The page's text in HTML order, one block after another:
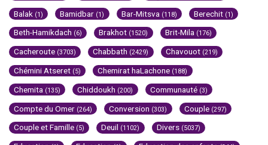
Balak (1) Bamidbar (1) Bar-Mitsva (118) Berechit (1)
Beth-Hamikdach (6) Brakhot (1520) Brit-Mila (176)
Cacheroute (3703) Chabbath (2429) Chavouot (219)
Chémini Atseret (5) Chemirat haLachone (188)
Chemita (135) Chiddoukh (200) Communauté (3)
Compte du Omer (264) Conversion (303) Couple (297)
Couple et Famille (5) Deuil (1102) Divers (5037)